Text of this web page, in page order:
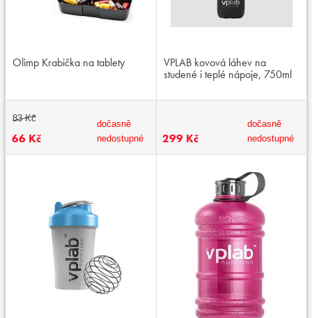
Olimp Krabička na tablety
83 Kč
66 Kč
dočasně
nedostupné
VPLAB kovová láhev na
studené i teplé nápoje, 750ml
299 Kč
dočasně
nedostupné